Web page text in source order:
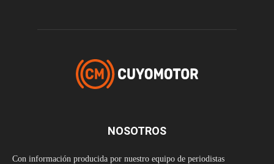
NOSOTROS
Con información producida por nuestro equipo de periodistas